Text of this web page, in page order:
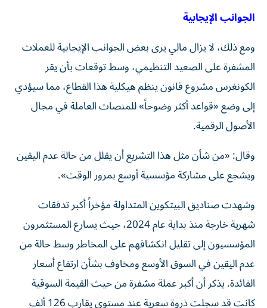
الجوانب الإيجابية
ومع ذلك، لا يزال مالي يرى بعض الجوانب الإيجابية للعملات
المشفرة على الصعيد التنظيمي، وسط توقعات بأن يقر
الكونغرس مشروع قانون ينظم هيكلية هذا القطاع، مما سيؤدي
إلى وضع «قواعد أكثر وضوحاً» للمنصات العاملة في مجال
الأصول الرقمية.
وقال: «من شأن مثل هذا التشريع أن يقلل من حالة عدم اليقين
ويشجع على مشاركة مؤسسية أوسع بمرور الوقت».
وشهدت صناديق البيتكوين المتداولة مؤخراً أكبر تدفقات
شهرية خارجة منذ بداية عام 2024، حيث يسارع المستثمرون
المؤسسيون إلى تقليل انكشافهم على المخاطر وسط حالة من
عدم اليقين في السوق الأوسع ومخاوف بشأن ارتفاع أسعار
الفائدة. يذكر أن أكبر عملة مشفرة من حيث القيمة السوقية
كانت قد سجلت ذروة سعرية عند مستوى يقارب 126 ألف